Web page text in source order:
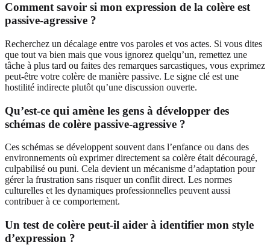
Comment savoir si mon expression de la colère est
passive-agressive ?
Recherchez un décalage entre vos paroles et vos actes. Si vous dites
que tout va bien mais que vous ignorez quelqu’un, remettez une
tâche à plus tard ou faites des remarques sarcastiques, vous exprimez
peut-être votre colère de manière passive. Le signe clé est une
hostilité indirecte plutôt qu’une discussion ouverte.
Qu’est-ce qui amène les gens à développer des
schémas de colère passive-agressive ?
Ces schémas se développent souvent dans l’enfance ou dans des
environnements où exprimer directement sa colère était découragé,
culpabilisé ou puni. Cela devient un mécanisme d’adaptation pour
gérer la frustration sans risquer un conflit direct. Les normes
culturelles et les dynamiques professionnelles peuvent aussi
contribuer à ce comportement.
Un test de colère peut-il aider à identifier mon style
d’expression ?